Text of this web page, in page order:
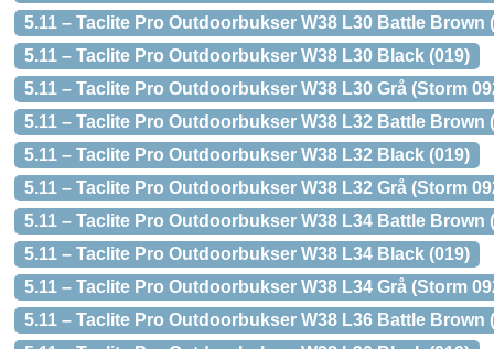
5.11 – Taclite Pro Outdoorbukser W38 L30 Battle Brown
5.11 – Taclite Pro Outdoorbukser W38 L30 Black (019)
5.11 – Taclite Pro Outdoorbukser W38 L30 Grå (Storm
5.11 – Taclite Pro Outdoorbukser W38 L32 Battle Brown
5.11 – Taclite Pro Outdoorbukser W38 L32 Black (019)
5.11 – Taclite Pro Outdoorbukser W38 L32 Grå (Storm
5.11 – Taclite Pro Outdoorbukser W38 L34 Battle Brown
5.11 – Taclite Pro Outdoorbukser W38 L34 Black (019)
5.11 – Taclite Pro Outdoorbukser W38 L34 Grå (Storm
5.11 – Taclite Pro Outdoorbukser W38 L36 Battle Brown